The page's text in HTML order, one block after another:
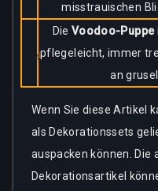
misstrauischen
DieVoodoo-Puppe
pflegeleicht, immer
an
Wenn Sie diese Artikel
als Dekorationssets
auspacken können. Die
Dekorationsartikel